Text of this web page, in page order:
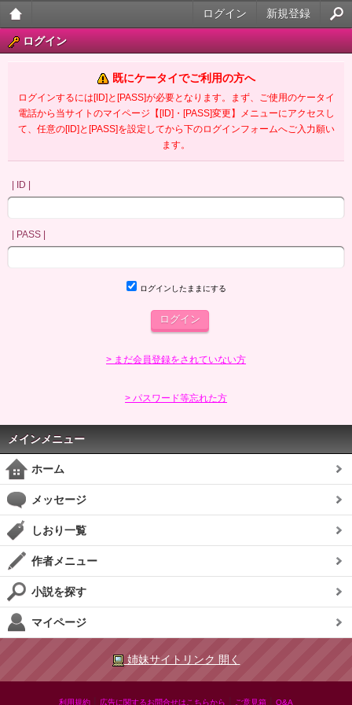
大人
ータ
イ官
新規登録
ログイン
ログイン
既にケータイでご利用の方へ
ログインするには[ID]と[PASS]が必要となります。まず、ご使用のケータイ
電話から当サイトのマイページ【[ID]・[PASS]変更】メニューにアクセスし
て、任意の[ID]と[PASS]を設定してから下のログインフォームへご入力願い
ます。
| ID |
| PASS |
ログインしたままにする
> まだ会員登録をされていない方
> パスワード等忘れた方
メインメニュー
ホーム
メッセージ
しおり一覧
作者メニュー
小説を探す
マイページ
姉妹サイトリンク 開く
利用規約 広告に関するお問合せはこちらから ご意見箱 Q&A